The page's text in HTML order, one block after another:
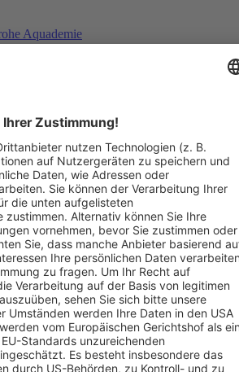
Aquademie
Bad und Design
Familienbad Langen
2026 - Das Ticket berechtigt zum
in das Bad. Kein Wiedereintritt möglich.